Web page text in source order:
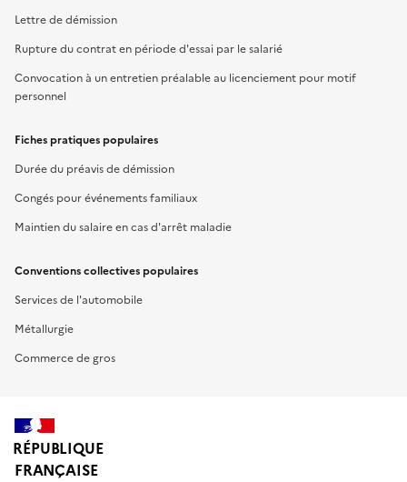
Lettre de démission
Rupture du contrat en période d'essai par le salarié
Convocation à un entretien préalable au licenciement pour motif
personnel
Fiches pratiques populaires
Durée du préavis de démission
Congés pour événements familiaux
Maintien du salaire en cas d'arrêt maladie
Conventions collectives populaires
Services de l'automobile
Métallurgie
Commerce de gros
RÉPUBLIQUE
FRANÇAISE